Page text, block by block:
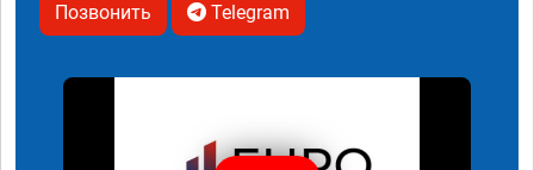
Позвонить Telegram